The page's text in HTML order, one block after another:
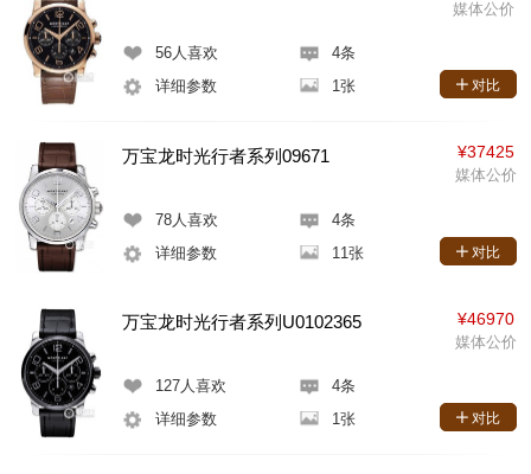
56人喜欢
4条
详细参数
1张
媒体公价
对比
万宝龙时光行者系列09671
78人喜欢
4条
详细参数
11张
¥37425
媒体公价
对比
万宝龙时光行者系列U0102365
127人喜欢
4条
详细参数
1张
¥46970
媒体公价
对比